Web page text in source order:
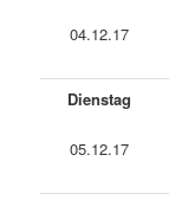
04.12.17
Dienstag
05.12.17